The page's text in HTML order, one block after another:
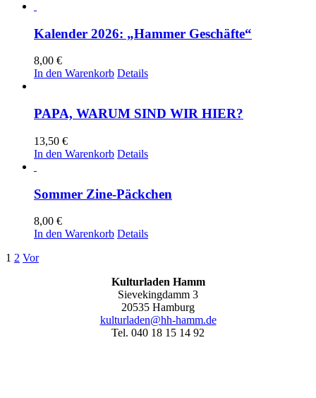
Kalender 2026: „Hammer Geschäfte“
8,00 €
In den Warenkorb Details
PAPA, WARUM SIND WIR HIER?
13,50 €
In den Warenkorb Details
Sommer Zine-Päckchen
8,00 €
In den Warenkorb Details
1 2 Vor
Kulturladen Hamm
Sievekingdamm 3
20535 Hamburg
kulturladen@hh-hamm.de
Tel. 040 18 15 14 92